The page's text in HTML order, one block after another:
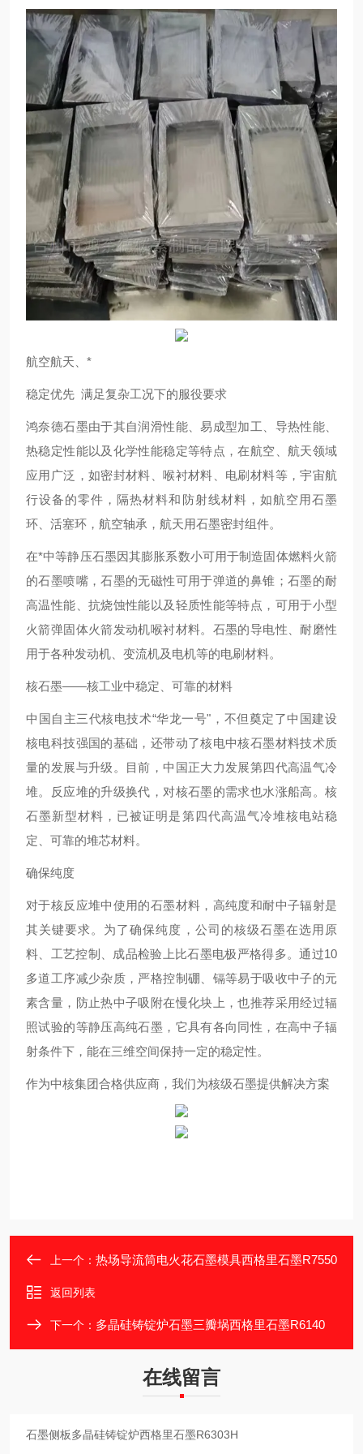
航空航天、*
稳定优先 满足复杂工况下的服役要求
鸿奈德石墨由于其自润滑性能、易成型加工、导热性能、
热稳定性能以及化学性能稳定等特点，在航空、航天领域
应用广泛，如密封材料、喉衬材料、电刷材料等，宇宙航
行设备的零件，隔热材料和防射线材料，如航空用石墨
环、活塞环，航空轴承，航天用石墨密封组件。
在*中等静压石墨因其膨胀系数小可用于制造固体燃料火箭
的石墨喷嘴，石墨的无磁性可用于弹道的鼻锥；石墨的耐
高温性能、抗烧蚀性能以及轻质性能等特点，可用于小型
火箭弹固体火箭发动机喉衬材料。石墨的导电性、耐磨性
用于各种发动机、变流机及电机等的电刷材料。
核石墨——核工业中稳定、可靠的材料
中国自主三代核电技术“华龙一号"，不但奠定了中国建设
核电科技强国的基础，还带动了核电中核石墨材料技术质
量的发展与升级。目前，中国正大力发展第四代高温气冷
堆。反应堆的升级换代，对核石墨的需求也水涨船高。核
石墨新型材料，已被证明是第四代高温气冷堆核电站稳
定、可靠的堆芯材料。
确保纯度
对于核反应堆中使用的石墨材料，高纯度和耐中子辐射是
其关键要求。为了确保纯度，公司的核级石墨在选用原
料、工艺控制、成品检验上比石墨电极严格得多。通过10
多道工序减少杂质，严格控制硼、镉等易于吸收中子的元
素含量，防止热中子吸附在慢化块上，也推荐采用经过辐
照试验的等静压高纯石墨，它具有各向同性，在高中子辐
射条件下，能在三维空间保持一定的稳定性。
作为中核集团合格供应商，我们为核级石墨提供解决方案
上一个： 热场导流筒电火花石墨模具西格里石墨R7550
返回列表
下一个： 多晶硅铸锭炉石墨三瓣埚西格里石墨R6140
在线留言